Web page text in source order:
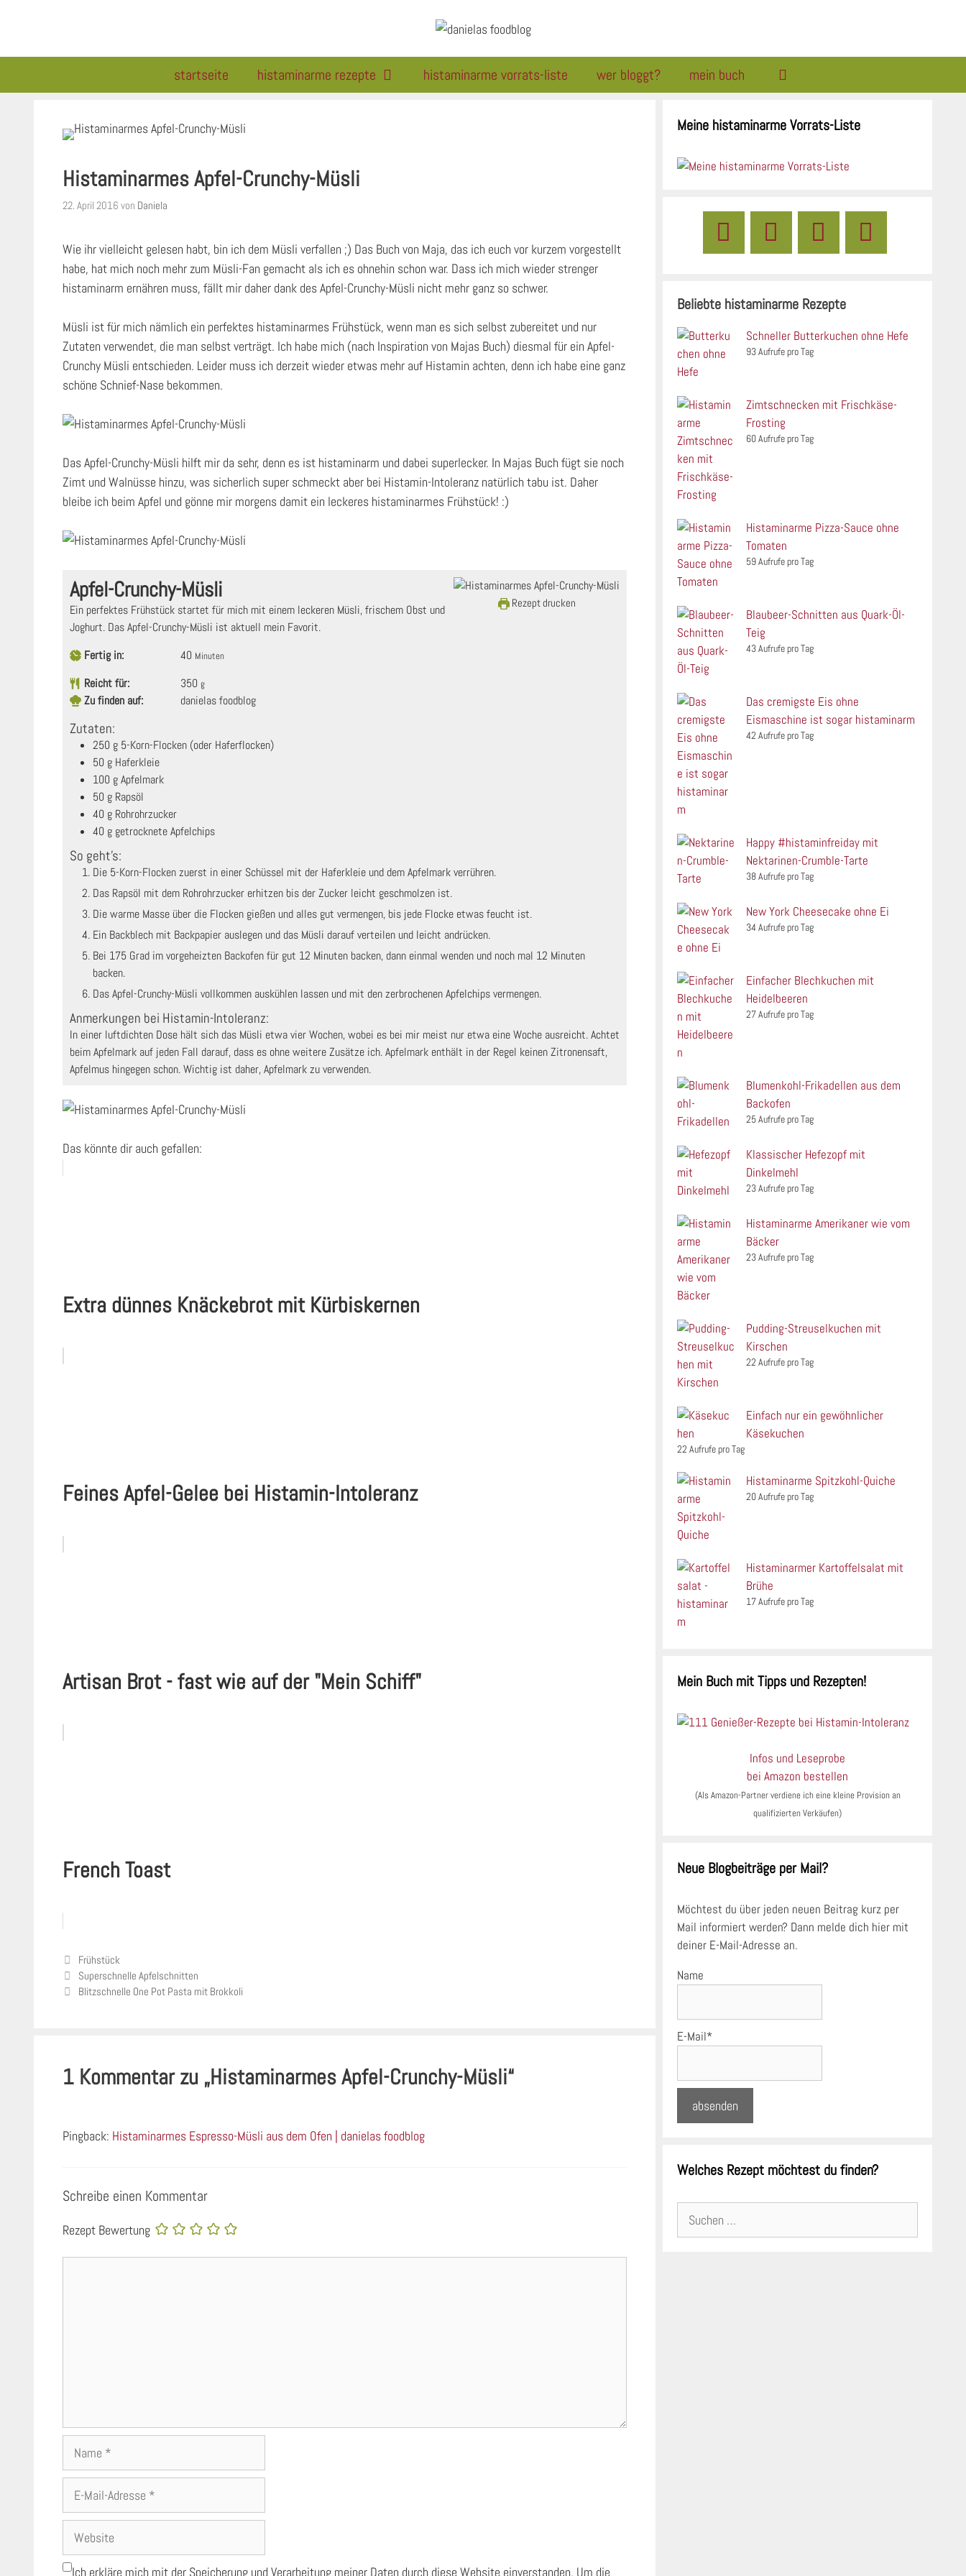
startseite histaminarme rezepte histaminarme vorrats-liste wer bloggt? mein buch
Histaminarmes Apfel-Crunchy-Müsli
22. April 2016 von Daniela
Wie ihr vielleicht gelesen habt, bin ich dem Müsli verfallen ;) Das Buch von Maja, das ich euch vor kurzem vorgestellt
habe, hat mich noch mehr zum Müsli-Fan gemacht als ich es ohnehin schon war. Dass ich mich wieder strenger
histaminarm ernähren muss, fällt mir daher dank des Apfel-Crunchy-Müsli nicht mehr ganz so schwer.
Müsli ist für mich nämlich ein perfektes histaminarmes Frühstück, wenn man es sich selbst zubereitet und nur
Zutaten verwendet, die man selbst verträgt. Ich habe mich (nach Inspiration von Majas Buch) diesmal für ein Apfel-
Crunchy Müsli entschieden. Leider muss ich derzeit wieder etwas mehr auf Histamin achten, denn ich habe eine ganz
schöne Schnief-Nase bekommen.
Das Apfel-Crunchy-Müsli hilft mir da sehr, denn es ist histaminarm und dabei superlecker. In Majas Buch fügt sie noch
Zimt und Walnüsse hinzu, was sicherlich super schmeckt aber bei Histamin-Intoleranz natürlich tabu ist. Daher
bleibe ich beim Apfel und gönne mir morgens damit ein leckeres histaminarmes Frühstück! :)
Rezept drucken
Apfel-Crunchy-Müsli
Ein perfektes Frühstück startet für mich mit einem leckeren Müsli, frischem Obst und
Joghurt. Das Apfel-Crunchy-Müsli ist aktuell mein Favorit.
Fertig in:
40 Minuten
Reicht für: 350 g
Zu finden auf: danielas foodblog
Zutaten:
250 g 5-Korn-Flocken (oder Haferflocken)
50 g Haferkleie
100 gApfelmark
50 g Rapsöl
40 g Rohrohrzucker
40 g getrocknete Apfelchips
So geht's:
Die 5-Korn-Flocken zuerst in einer Schüssel mit der Haferkleie und dem Apfelmark verrühren.
Das Rapsöl mit dem Rohrohrzucker erhitzen bis der Zucker leicht geschmolzen ist.
Die warme Masse über die Flocken gießen und alles gut vermengen, bis jede Flocke etwas feucht ist.
Ein Backblech mit Backpapier auslegen und das Müsli darauf verteilen und leicht andrücken.
Bei 175 Grad im vorgeheizten Backofen für gut 12 Minuten backen, dann einmal wenden und noch mal 12 Minuten
backen.
Das Apfel-Crunchy-Müsli vollkommen auskühlen lassen und mit den zerbrochenen Apfelchips vermengen.
Anmerkungen bei Histamin-Intoleranz:
In einer luftdichten Dose hält sich das Müsli etwa vier Wochen, wobei es bei mir meist nur etwa eine Woche ausreicht. Achtet
beim Apfelmark auf jeden Fall darauf, dass es ohne weitere Zusätze ich. Apfelmark enthält in der Regel keinen Zitronensaft,
Apfelmus hingegen schon. Wichtig ist daher, Apfelmark zu verwenden.
Das könnte dir auch gefallen:
Extra dünnes Knäckebrot mit Kürbiskernen
Feines Apfel-Gelee bei Histamin-Intoleranz
Artisan Brot - fast wie auf der "Mein Schiff"
French Toast
Kategorien
Frühstück
Superschnelle Apfelschnitten
Blitzschnelle One Pot Pasta mit Brokkoli
1 Kommentar zu „Histaminarmes Apfel-Crunchy-Müsli“
Pingback: Histaminarmes Espresso-Müsli aus dem Ofen | danielas foodblog
Schreibe einen Kommentar
Rezept Bewertung
Name
Adresse
Website
Ich erkläre mich mit der Speicherung und Verarbeitung meiner Daten durch diese Website einverstanden. Um die
Meine histaminarme Vorrats-Liste
Beliebte histaminarme Rezepte
Schneller Butterkuchen ohne Hefe
93 Aufrufe pro Tag
Zimtschnecken mit Frischkäse-
Frosting
60 Aufrufe pro Tag
Histaminarme Pizza-Sauce ohne
Tomaten
59 Aufrufe pro Tag
Blaubeer-Schnitten aus Quark-Öl-
Teig
43 Aufrufe pro Tag
Das cremigste Eis ohne
Eismaschine ist sogar histaminarm
42 Aufrufe pro Tag
Happy #histaminfreiday mit
Nektarinen-Crumble-Tarte
38 Aufrufe pro Tag
New York Cheesecake ohne Ei
34 Aufrufe pro Tag
Einfacher Blechkuchen mit
Heidelbeeren
27 Aufrufe pro Tag
Blumenkohl-Frikadellen aus dem
Backofen
25 Aufrufe pro Tag
Klassischer Hefezopf mit
Dinkelmehl
23 Aufrufe pro Tag
Histaminarme Amerikaner wie vom
Bäcker
23 Aufrufe pro Tag
Pudding-Streuselkuchen mit
Kirschen
22 Aufrufe pro Tag
Einfach nur ein gewöhnlicher
Käsekuchen
22 Aufrufe pro Tag
Histaminarme Spitzkohl-Quiche
20 Aufrufe pro Tag
Histaminarmer Kartoffelsalat mit
Brühe
17 Aufrufe pro Tag
Mein Buch mit Tipps und Rezepten!
Infos und Leseprobe
bei Amazon bestellen
(Als Amazon-Partner verdiene ich eine kleine Provision an
qualifizierten Verkäufen)
Neue Blogbeiträge per Mail?
Möchtest du über jeden neuen Beitrag kurz per
Mail informiert werden? Dann melde dich hier mit
deiner E-Mail-Adresse an.
Name
E-Mail*
Welches Rezept möchtest du finden?
nach: